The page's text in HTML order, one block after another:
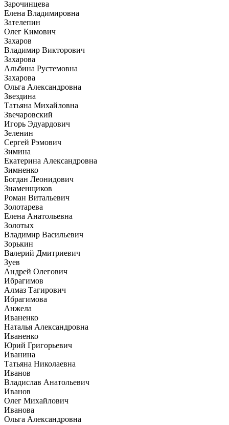
Зарочинцева
Елена Владимировна
Зателепин
Олег Кимович
Захаров
Владимир Викторович
Захарова
Альбина Рустемовна
Захарова
Ольга Александровна
Звездина
Татьяна Михайловна
Звечаровский
Игорь Эдуардович
Зеленин
Сергей Рэмович
Зимина
Екатерина Александровна
Зимненко
Богдан Леонидович
Знаменщиков
Роман Витальевич
Золотарева
Елена Анатольевна
Золотых
Владимир Васильевич
Зорькин
Валерий Дмитриевич
Зуев
Андрей Олегович
Ибрагимов
Алмаз Тагирович
Ибрагимова
Анжела
Иваненко
Наталья Александровна
Иваненко
Юрий Григорьевич
Иванина
Татьяна Николаевна
Иванов
Владислав Анатольевич
Иванов
Олег Михайлович
Иванова
Ольга Александровна